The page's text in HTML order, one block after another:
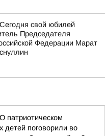
свой юбилей
Председателя
Федерации Марат
патриотическом
детей поговорили во